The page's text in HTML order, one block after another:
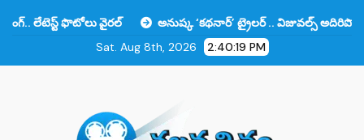
వైరల్
అనుష్క ‘కథనార్’ ట్రైలర్ .. విజువల్స్ అదిరిపోయాయి కానీ ఆ
Sat. Aug 8th, 2026 2:40:20 PM